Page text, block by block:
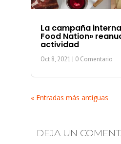
La campaña
Food Nation»
actividad
Oct 8, 2021 | 0 Comentario
« Entradas más antiguas
DEJA UN